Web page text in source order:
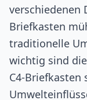
verschiedenen
Briefkasten
traditionelle
wichtig sind
C4-